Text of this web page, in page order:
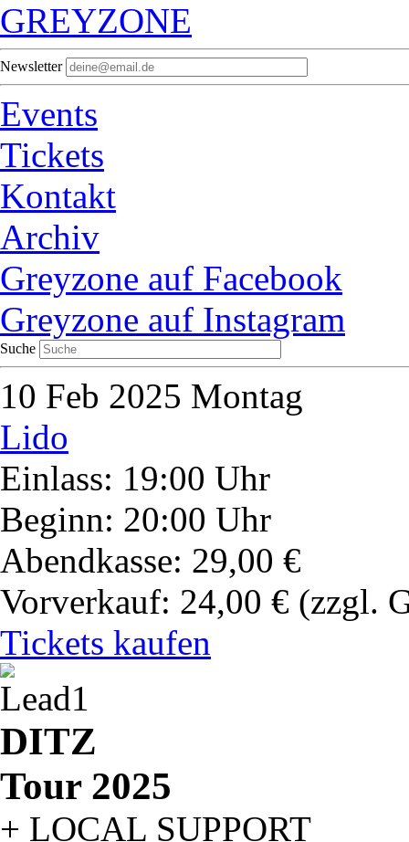
GREYZONE
Newsletter
Events
Tickets
Kontakt
Archiv
Greyzone auf Facebook
Greyzone auf Instagram
Suche
10 Feb 2025 Montag
Lido
Einlass: 19:00 Uhr
Beginn: 20:00 Uhr
Abendkasse: 29,00 €
Vorverkauf: 24,00 € (zzgl.
Tickets kaufen
DITZ
Tour 2025
+ LOCAL SUPPORT